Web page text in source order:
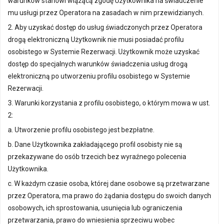
mu usługi przez Operatora na zasadach w nim przewidzianych.
2. Aby uzyskać dostęp do usług świadczonych przez Operatora
drogą elektroniczną Użytkownik nie musi posiadać profilu
osobistego w Systemie Rezerwacji. Użytkownik może uzyskać
dostęp do specjalnych warunków świadczenia usług drogą
elektroniczną po utworzeniu profilu osobistego w Systemie
Rezerwacji.
3. Warunki korzystania z profilu osobistego, o którym mowa w ust.
2:
a. Utworzenie profilu osobistego jest bezpłatne.
b. Dane Użytkownika zakładającego profil osobisty nie są
przekazywane do osób trzecich bez wyraźnego polecenia
Użytkownika.
c. W każdym czasie osoba, której dane osobowe są przetwarzane
przez Operatora, ma prawo do żądania dostępu do swoich danych
osobowych, ich sprostowania, usunięcia lub ograniczenia
przetwarzania, prawo do wniesienia sprzeciwu wobec